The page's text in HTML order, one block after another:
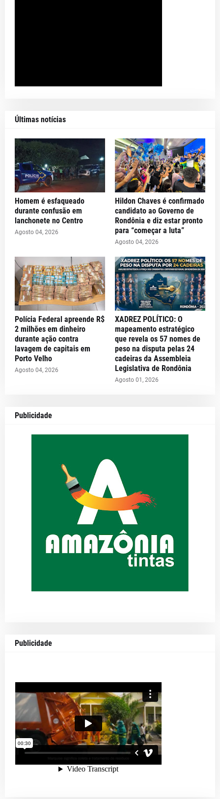
Últimas notícias
Homem é esfaqueado
durante confusão em
lanchonete no Centro
Agosto 04, 2026
Hildon Chaves é confirmado
candidato ao Governo de
Rondônia e diz estar pronto
para “começar a luta”
Agosto 04, 2026
Polícia Federal apreende R$
2 milhões em dinheiro
durante ação contra
lavagem de capitais em
Porto Velho
Agosto 04, 2026
XADREZ POLÍTICO: O
mapeamento estratégico
que revela os 57 nomes de
peso na disputa pelas 24
cadeiras da Assembleia
Legislativa de Rondônia
Agosto 01, 2026
Publicidade
Publicidade